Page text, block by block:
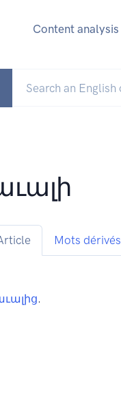
Content analysis
Mots dérivés
.